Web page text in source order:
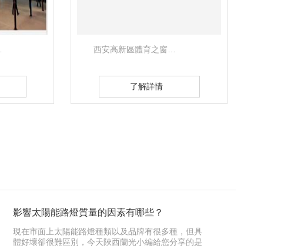
西安人民體育場…
了解詳情
影響太陽能路燈質量的因素有哪些？
現在市面上太陽能路燈種類以及品牌有很多種，但具
體好壞卻很難區別，今天陜西蘭光小編給您分享的是